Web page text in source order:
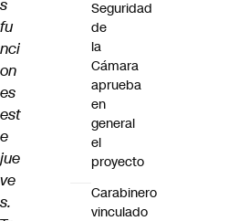
s
fu
nci
on
es
est
e
jue
ve
s.
Seguridad
de
la
Cámara
aprueba
en
general
el
proyecto
Carabinero
vinculado